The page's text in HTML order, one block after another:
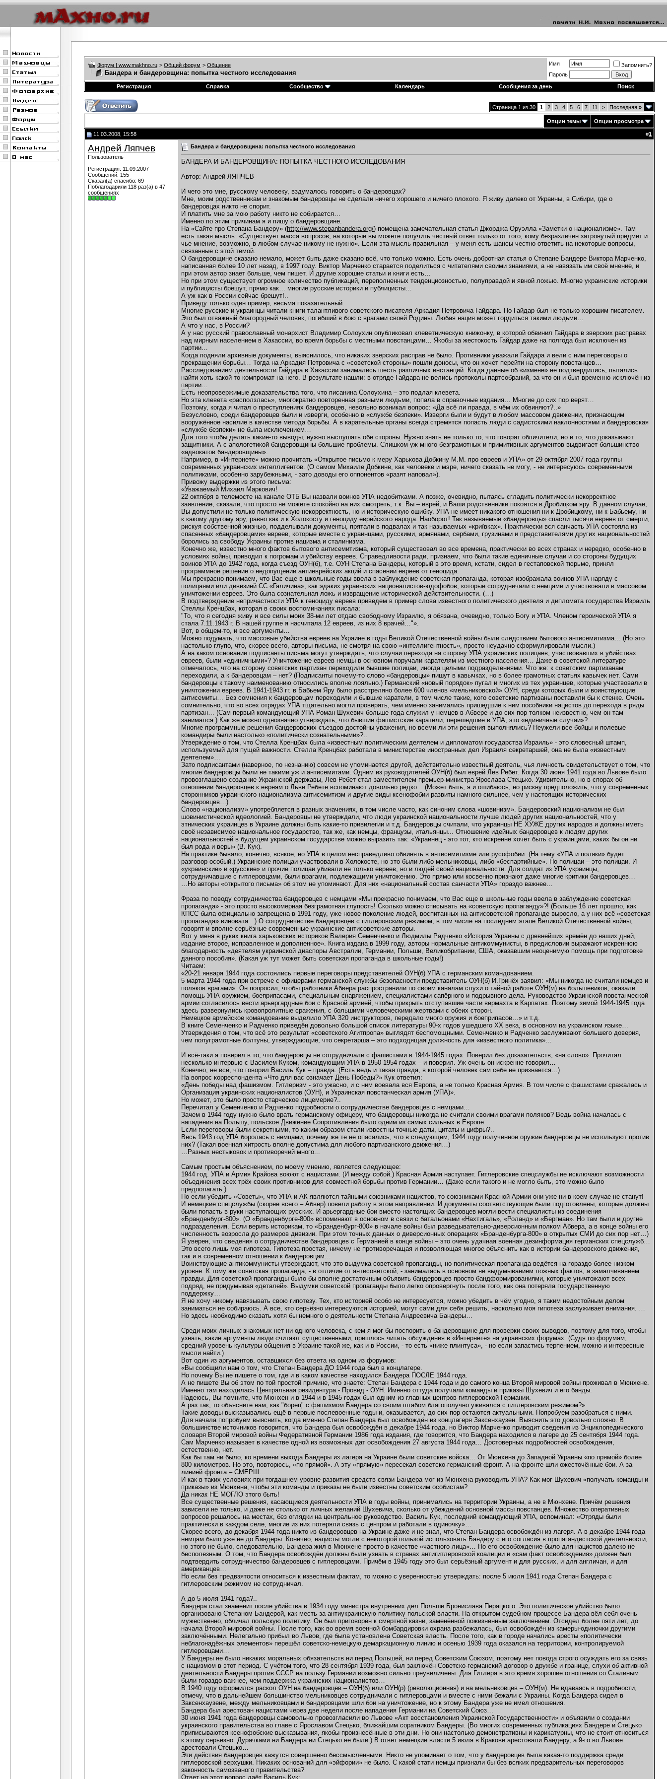
Форум | www.makhno.ru > Общий форум > Общение
Бандера и бандеровщина: попытка честного исследования
Имя
Запомнить?
Пароль
Регистрация
Справка Сообщество Календарь Сообщения за день Поиск
Страница 1 из 30 1 2 3 4 5 6 7 11 > Последняя »
Опции темы Опции просмотра
11.03.2008, 15:58 #1
Андрей Ляпчев
Пользователь
Регистрация: 11.09.2007
Сообщений: 155
Сказал(а) спасибо: 69
Поблагодарили 118 раз(а) в 47
сообщениях
Бандера и бандеровщина: попытка честного исследования
БАНДЕРА И БАНДЕРОВЩИНА: ПОПЫТКА ЧЕСТНОГО ИССЛЕДОВАНИЯ
Автор: Андрей ЛЯПЧЕВ
И чего это мне, русскому человеку, вздумалось говорить о бандеровцах?
Мне, моим родственникам и знакомым бандеровцы не сделали ничего хорошего и ничего плохого. Я живу далеко от Украины, в Сибири, где о
бандеровцах никто не спорит.
И платить мне за мою работу никто не собирается…
Именно по этим причинам я и пишу о бандеровщине.
На «Сайте про Степана Бандеру» (http://www.stepanbandera.org/) помещена замечательная статья Джорджа Оруэлла «Заметки о национализме». Там
есть такая мысль: «Существует масса вопросов, на которые вы можете получить честный ответ только от того, кому безразличен затронутый предмет и
чье мнение, возможно, в любом случае никому не нужно». Если эта мысль правильная – у меня есть шансы честно ответить на некоторые вопросы,
связанные с этой темой.
О бандеровщине сказано немало, может быть даже сказано всё, что только можно. Есть очень добротная статья о Степане Бандере Виктора Марченко,
написанная более 10 лет назад, в 1997 году. Виктор Марченко старается поделиться с читателями своими знаниями, а не навязать им своё мнение, и
при этом автор знает больше, чем пишет. И другие хорошие статьи и книги есть…
Но при этом существует огромное количество публикаций, переполненных тенденциозностью, полуправдой и явной ложью. Многие украинские историки
и публицисты брешут, прямо как… многие русские историки и публицисты…
А уж как в России сейчас брешут!..
Приведу только один пример, весьма показательный.
Многие русские и украинцы читали книги талантливого советского писателя Аркадия Петровича Гайдара. Но Гайдар был не только хорошим писателем.
Это был отважный благородный человек, погибший в бою с врагами своей Родины. Любая нация может гордиться такими людьми…
А что у нас, в России?
А у нас русский православный монархист Владимир Солоухин опубликовал клеветническую книжонку, в которой обвинил Гайдара в зверских расправах
над мирным населением в Хакассии, во время борьбы с местными повстанцами… Якобы за жестокость Гайдар даже на полгода был исключен из
партии…
Когда подняли архивные документы, выяснилось, что никаких зверских расправ не было. Противники уважали Гайдара и вели с ним переговоры о
прекращении борьбы… Тогда на Аркадия Петровича с «советской стороны» пошли доносы, что он хочет перейти на сторону повстанцев…
Расследованием деятельности Гайдара в Хакассии занимались шесть различных инстанций. Когда данные об «измене» не подтвердились, пытались
найти хоть какой-то компромат на него. В результате нашли: в отряде Гайдара не велись протоколы партсобраний, за что он и был временно исключён из
партии…
Есть неопровержимые доказательства того, что писанина Солоухина – это подлая клевета.
Но эта клевета «расползлась», многократно повторенная разными людьми, попала в справочные издания… Многие до сих пор верят…
Поэтому, когда я читал о преступлениях бандеровцев, невольно возникал вопрос: «Да всё ли правда, в чём их обвиняют?..»
Безусловно, среди бандеровцев были и изверги, особенно в «службе безпеки». Изверги были и будут в любом массовом движении, признающим
вооружённое насилие в качестве метода борьбы. А в карательные органы всегда стремятся попасть люди с садистскими наклонностями и бандеровская
«службе безпеки» не была исключением…
Для того чтобы делать какие-то выводы, нужно выслушать обе стороны. Нужно знать не только то, что говорят обличители, но и то, что доказывают
защитники. А с апологетикой бандеровщины большие проблемы. Слишком уж много безграмотных и примитивных аргументов выдвигает большинство
«адвокатов бандеровщины».
Например, в «Интернете» можно прочитать «Открытое письмо к меру Харькова Добкину М.М. про евреев и УПА» от 29 октября 2007 года группы
современных украинских интеллигентов. (О самом Михаиле Добкине, как человеке и мэре, ничего сказать не могу, - не интересуюсь современными
политиками, особенно зарубежными, - зато доводы его оппонентов «разят наповал»).
Привожу выдержки из этого письма:
«Уважаемый Михаил Маркович!
22 октября в телемосте на канале ОТБ Вы назвали воинов УПА недобитками. А позже, очевидно, пытаясь сгладить политически некорректное
заявление, сказали, что просто не можете спокойно на них смотреть, т.к. Вы – еврей, и Ваши родственники покоятся в Дробицком яру. В данном случае,
Вы допустили не только политическую некорректность, но и историческую ошибку. УПА не имеет никакого отношения ни к Дробицкому, ни к Бабьему, ни
к какому другому яру, равно как и к Холокосту и геноциду еврейского народа. Наоборот! Так называемые «бандеровцы» спасли тысячи евреев от смерти,
рискуя собственной жизнью, подделывали документы, прятали в подвалах и так называемых «криївках». Практически вся санчасть УПА состояла из
спасенных «бандеровцами» евреев, которые вместе с украинцами, русскими, армянами, сербами, грузинами и представителями других национальностей
боролись за свободу Украины против нацизма и сталинизма.
Конечно же, известно много фактов бытового антисемитизма, который существовал во все времена, практически во всех странах и нередко, особенно в
условиях войны, приводил к погромам и убийству евреев. Справедливости ради, признаем, что были такие единичные случаи и со стороны будущих
воинов УПА до 1942 года, когда съезд ОУН(б), т.е. ОУН Степана Бандеры, который в это время, кстати, сидел в гестаповской тюрьме, принял
программное решение о недопущении антиеврейских акций и спасении евреев от геноцида.
Мы прекрасно понимаем, что Вас еще в школьные годы ввела в заблуждение советская пропаганда, которая изображала воинов УПА наряду с
полицаями или дивизией СС «Галичина», как эдаких украинских националистов-юдофобов, которые сотрудничали с немцами и участвовали в массовом
уничтожении евреев. Это была сознательная ложь и извращение исторической действительности. (…)
В подтверждение непричастности УПА к геноциду евреев приведем в пример слова известного политического деятеля и дипломата государства Израиль
Стеллы Кренцбах, которая в своих воспоминаниях писала:
"То, что я сегодня живу и все силы моих 38-ми лет отдаю свободному Израилю, я обязана, очевидно, только Богу и УПА. Членом героической УПА я
стала 7.11.1943 г. В нашей группе я насчитала 12 евреев, из них 8 врачей…"».
Вот, в общем-то, и все аргументы…
Можно подумать, что массовые убийства евреев на Украине в годы Великой Отечественной войны были следствием бытового антисемитизма… (Но это
настолько глупо, что, скорее всего, авторы письма, не смотря на свою «интеллигентность», просто неудачно сформулировали мысли.)
А на каком основании подписанты письма могут утверждать, что случаи перехода на сторону УПА украинских полицаев, участвовавших в убийствах
евреев, были «единичными»? Уничтожение евреев немцы в основном поручали карателям из местного населения… Даже в советской литературе
отмечалось, что на сторону советских партизан переходили бывшие полицаи, иногда целыми подразделениями. Что же: к советским партизанам
переходили, а к бандеровцам – нет? (Подписанты почему-то слово «бандеровцы» пишут в кавычках, но в более грамотных статьях кавычек нет. Сами
бандеровцы к такому наименованию относились вполне лояльно.) Германский «новый порядок» пугал и многих из тех украинцев, которые участвовали в
уничтожении евреев. В 1941-1943 гг. в Бабьем Яру было расстреляно более 600 членов «мельниковской» ОУН, среди которых были и воинствующие
антисемиты… Без сомнения к бандеровцам переходили и бывшие каратели, в том числе такие, кого советские партизаны поставили бы к стенке. Очень
сомнительно, что во всех отрядах УПА тщательно могли проверять, чем именно занимались пришедшие к ним пособники нацистов до перехода в ряды
партизан… (Сам первый командующий УПА Роман Шухевич больше года служил у немцев в Абвере и до сих пор толком неизвестно, чем он там
занимался.) Как же можно однозначно утверждать, что бывшие фашистские каратели, перешедшие в УПА, это «единичные случаи»?..
Многие программные решения бандеровских съездов достойны уважения, но всеми ли эти решения выполнялись? Неужели все бойцы и полевые
командиры были настолько «политически сознательными»?..
Утверждение о том, что Стелла Кренцбах была «известным политическим деятелем и дипломатом государства Израиль» - это словесный штамп,
используемый для пущей важности. Стелла Кренцбах работала в министерстве иностранных дел Израиля секретаршей, она не была «известным
деятелем»…
Зато подписантами (наверное, по незнанию) совсем не упоминается другой, действительно известный деятель, чья личность свидетельствует о том, что
многие бандеровцы были не такими уж и антисемитами. Одним из руководителей ОУН(б) был еврей Лев Ребет. Когда 30 июня 1941 года во Львове было
провозглашено создание Украинской державы, Лев Ребет стал заместителем премьер-министра Ярослава Стецько. Удивительно, но в спорах об
отношении бандеровцев к евреям о Льве Ребете вспоминают довольно редко... (Может быть, я и ошибаюсь, но рискну предположить, что у современных
сторонников украинского национализма антисемитизм и другие виды ксенофобии развиты намного сильнее, чем у настоящих исторических
бандеровцев…)
Слово «национализм» употребляется в разных значениях, в том числе часто, как синоним слова «шовинизм». Бандеровский национализм не был
шовинистической идеологией. Бандеровцы не утверждали, что люди украинской национальности лучше людей других национальностей, что у
этнических украинцев в Украине должны быть какие-то привилегии и т.д. Бандеровцы считали, что украинцы НЕ ХУЖЕ других народов и должны иметь
своё независимое национальное государство, так же, как немцы, французы, итальянцы... Отношение идейных бандеровцев к людям других
национальностей в будущем украинском государстве можно выразить так: «Украинец - это тот, кто искренне хочет быть с украинцами, каких бы он ни
был рода и веры» (В. Кук).
На практике бывало, конечно, всякое, но УПА в целом несправедливо обвинять в антисемитизме или русофобии. (На тему «УПА и поляки» будет
разговор особый.) Украинские полицаи участвовали в Холокосте, но это были либо мельниковцы, либо «беспартийные». Но полицаи – это полицаи. И
«украинские» и «русские» и прочие полицаи убивали не только евреев, но и людей своей национальности. Для солдат из УПА украинцы,
сотрудничавшие с гитлеровцами, были врагами, подлежащими уничтожению. Это прямо или косвенно признают даже многие критики бандеровцев…
…Но авторы «открытого письма» об этом не упоминают. Для них «национальный состав санчасти УПА» гораздо важнее…
Фраза по поводу сотрудничества бандеровцев с немцами «Мы прекрасно понимаем, что Вас еще в школьные годы ввела в заблуждение советская
пропаганда» - это просто высокомерная безграмотная глупость! Сколько можно списывать на «советскую пропаганду»?! (Больше 16 лет прошло, как
КПСС была официально запрещена в 1991 году, уже новое поколение людей, воспитанных на антисоветской пропаганде выросло, а у них всё «советская
пропаганда» виновата…) О сотрудничестве бандеровцев с гитлеровским режимом, в том числе на последнем этапе Великой Отечественной войны,
говорят и вполне серьёзные современные украинские антисоветские авторы.
Вот у меня в руках книга харьковских историков Валерия Семенченко и Людмилы Радченко «История Украины с древнейших времён до наших дней,
издание второе, исправленное и дополненное». Книга издана в 1999 году, авторы нормальные антикоммунисты, в предисловии выражают искреннюю
благодарность «деятелям украинской диаспоры Австралии, Германии, Польши, Великобритании, США, оказавшим неоценимую помощь при подготовке
данного пособия». (Какая уж тут может быть советская пропаганда в школьные годы!)
Читаем:
«20-21 января 1944 года состоялись первые переговоры представителей ОУН(б) УПА с германским командованием.
5 марта 1944 года при встрече с офицерами германской службы безопасности представитель ОУН(б) И.Гринёх заявил: «Мы никогда не считали немцев и
поляков врагами». Он попросил, чтобы работники Абвера распространили по своим каналам слухи о тайной работе ОУН(м) на большевиков, оказали
помощь УПА оружием, боеприпасами, специальным снаряжением, специалистами сапёрного и подрывного дела. Руководство Украинской повстанческой
армии согласилось вести арьергардные бои с Красной армией, чтобы прикрыть отступавшие части вермахта в Карпатах. Поэтому зимой 1944-1945 года
здесь развернулись кровопролитные сражения, с большими человеческими жертвами с обеих сторон.
Немецкое армейское командование выделило УПА 320 инструкторов, передало много оружия и боеприпасов…» и т.д.
В книге Семенченко и Радченко приведён довольно большой список литературы 90-х годов ушедшего ХХ века, в основном на украинском языке…
Утверждения о том, что всё это результат «советского Агитпропа» выглядят беспомощными. Семенченко и Радченко заслуживают большего доверия,
чем полуграмотные болтуны, утверждающие, что секретарша – это подходящая должность для «известного политика»…
И всё-таки я поверил в то, что бандеровцы не сотрудничали с фашистами в 1944-1945 годах. Поверил без доказательств, «на слово». Прочитал
несколько интервью с Василем Куком, командующим УПА в 1950-1954 годах – и поверил. Уж очень он искренне говорил…
Конечно, не всё, что говорил Василь Кук – правда. (Есть ведь и такая правда, в которой человек сам себе не признается…)
На вопрос корреспондента «Что для вас означает День Победы?» Кук ответил:
«День победы над фашизмом. Гитлеризм - это ужасно, и с ним воевала вся Европа, а не только Красная Армия. В том числе с фашистами сражалась и
Организация украинских националистов (ОУН), и Украинская повстанческая армия (УПА)».
Но может, это было просто старческое лицемерие?..
Перечитал у Семенченко и Радченко подробности о сотрудничестве бандеровцев с немцами…
Зачем в 1944 году нужно было врать германскому офицеру, что бандеровцы никогда не считали своими врагами поляков? Ведь война началась с
нападения на Польшу, польское Движение Сопротивления было одним из самых сильных в Европе…
Если переговоры были секретными, то каким образом стали известны точные даты, цитаты и цифры?..
Весь 1943 год УПА боролась с немцами, почему же те не опасались, что в следующем, 1944 году полученное оружие бандеровцы не используют против
них? (Такая военная хитрость вполне допустима для любого партизанского движения…)
…Разных нестыковок и противоречий много...
Самым простым объяснением, по моему мнению, является следующее:
1944 год. УПА и Армия Крайова воюют с нацистами. (И между собой.) Красная Армия наступает. Гитлеровские спецслужбы не исключают возможности
объединения всех трёх своих противников для совместной борьбы против Германии… (Даже если такого и не могло быть, это можно было
предполагать.)
Но если убедить «Советы», что УПА и АК являются тайными союзниками нацистов, то союзниками Красной Армии они уже ни в коем случае не станут!
И немецкие спецслужбы (скорее всего – Абвер) повели работу в этом направлении. И документы соответствующие были подготовлены, которые должны
были попасть в руки наступающих русских. И арьергардные бои вместо настоящих бандеровцев могли вести специалисты из соединения
«Бранденбург-800». (О «Бранденбурге-800» вспоминают в основном в связи с батальонами «Нахтигаль», «Роланд» и «Бергман». Но там были и другие
подразделения. Если верить историкам, то «Бранденбург-800» в начале войны был разведывательно-диверсионным полком Абвера, а в конце войны его
численность возросла до размеров дивизии. При этом точных данных о диверсионных операциях «Бранденбурга-800» в открытых СМИ до сих пор нет…)
Я уверен, что сведения о сотрудничестве бандеровцев с Германией в конце войны – это очень удачная военная дезинформация германских спецслужб…
Это всего лишь моя гипотеза. Гипотеза простая, ничему не противоречащая и позволяющая многое объяснить как в истории бандеровского движения,
так и в современном отношении к бандеровцам…
Воинствующие антикоммунисты утверждают, что это выдумка советской пропаганды, но политическая пропаганда ведётся на гораздо более низком
уровне. К тому же советская пропаганда, - в отличие от антисоветской, - занималась в основном не выдумыванием ложных фактов, а замалчиванием
правды. Для советской пропаганды было бы вполне достаточным объявить бандеровцев просто бандформированиями, которые уничтожают всех
подряд, не придумывая «деталей». Выдумки советской пропаганды было легко опровергнуть после того, как она потеряла государственную
поддержку…
Я не хочу никому навязывать свою гипотезу. Тех, кто историей особо не интересуется, можно убедить в чём угодно, я таким недостойным делом
заниматься не собираюсь. А все, кто серьёзно интересуются историей, могут сами для себя решить, насколько моя гипотеза заслуживает внимания. …
Но здесь необходимо сказать хотя бы немного о деятельности Степана Андреевича Бандеры…
Среди моих личных знакомых нет ни одного человека, с кем я мог бы поспорить о бандеровщине для проверки своих выводов, поэтому для того, чтобы
узнать, какие аргументы люди считают существенными, пришлось читать обсуждения в «Интернете» на украинских форумах. (Судя по форумам,
средний уровень культуры общения в Украине такой же, как и в России, - то есть «ниже плинтуса», - но если запастись терпением, можно и интересные
мысли найти.)
Вот один из аргументов, оставшихся без ответа на одном из форумов:
«Вы сообщили нам о том, что Степан Бандера ДО 1944 года был в концлагере.
Но почему Вы не пишете о том, где и в каком качестве находился Бандера ПОСЛЕ 1944 года.
А не пишете Вы об этом по той простой причине, что знаете: Степан Бандера с 1944 года и до самого конца Второй мировой войны проживал в Мюнхене.
Именно там находилась Центральная резидентура - Провид - ОУН. Именно оттуда получали команды и приказы Шухевич и его банды.
Надеюсь, Вы помните, что Мюнхен и в 1944 и в 1945 годах был одним из главных центров гитлеровской Германии.
А раз так, то объясните нам, как "борец" с фашизмом Бандера со своим штабом благополучно уживался с гитлеровским режимом?»
Такие доводы высказывались ещё в первые послевоенные годы и, оказывается, до сих пор остаются актуальными. Попробуем разобраться с ними.
Для начала попробуем выяснить, когда именно Степан Бандера был освобождён из концлагеря Заксенхаузен. Выяснить это довольно сложно. В
большинстве источников говорится, что Бандера был освобождён в декабре 1944 года, но Виктор Марченко приводит сведения из Энциклопедического
словаря Второй мировой войны Федеративной Германии 1986 года издания, где говорится, что Бандера находился в лагере до 25 сентября 1944 года.
Сам Марченко называет в качестве одной из возможных дат освобождения 27 августа 1944 года… Достоверных подробностей освобождения,
естественно, нет.
Как бы там ни было, ко времени выхода Бандеры из лагеря на Украине были советские войска… От Мюнхена до Западной Украины «по прямой» более
800 километров. Но это, повторюсь, «по прямой». А эту «прямую» пересекал советско-германский фронт. А на фронте шли ожесточённые бои. А за
линией фронта – СМЕРШ…
И как в таких условиях при тогдашнем уровне развития средств связи Бандера мог из Мюнхена руководить УПА? Как мог Шухевич «получать команды и
приказы» из Мюнхена, чтобы эти команды и приказы не были известны советским особистам?
Да никак НЕ МОГЛО этого быть!
Все существенные решения, касающиеся деятельности УПА в годы войны, принимались на территории Украины, а не в Мюнхене. Причём решения
зависели не только, и даже не столько от личных желаний Шухевича, сколько от убеждений основной массы повстанцев. Множество оперативных
вопросов решалось на местах, без оглядки на центральное руководство. Василь Кук, последний командующий УПА, вспоминал: «Отряды были
практически в каждом селе, многие из них потеряли связь с центром и работали в одиночку»…
Скорее всего, до декабря 1944 года никто из бандеровцев на Украине даже и не знал, что Степан Бандера освобождён из лагеря. А в декабре 1944 года
немцам было уже не до Бандеры. Конечно, нацисты могли с некоторой пользой использовать Бандеру с его согласия в пропагандистской деятельности,
но этого не было, следовательно, Бандера жил в Мюнхене просто в качестве «частного лица»… Но его освобождение было для нацистов далеко не
бесполезным. О том, что Бандера освобождён должны были узнать в странах антигитлеровской коалиции и «сам факт освобождения» должен был
подтвердить сотрудничество бандеровцев с гитлеровцами. Причём в 1945 году это был серьёзный аргумент и для русских, и для англичан, и для
американцев…
Но если без предвзятости относиться к известным фактам, то можно с уверенностью утверждать: после 5 июля 1941 года Степан Бандера с
гитлеровским режимом не сотрудничал.
А до 5 июля 1941 года?..
Бандера стал знаменит после убийства в 1934 году министра внутренних дел Польши Бронислава Перацкого. Это политическое убийство было
организовано Степаном Бандерой, как месть за антиукраинскую политику польской власти. На открытом судебном процессе Бандера вёл себя очень
мужественно, обличал польскую политику. Он был приговорён к смертной казни, заменённой пожизненным заключением. Отсидел более пяти лет, до
начала Второй мировой войны. После того, как во время военной бомбардировки охрана разбежалась, был освобождён из камеры-одиночки другими
заключёнными. Нелегально прибыл во Львов, где была установлена Советская власть. После того, как в городе начались аресты «политически
неблагонадёжных элементов» перешёл советско-немецкую демаркационную линию и осенью 1939 года оказался на территории, контролируемой
гитлеровцами…
У Бандеры не было никаких моральных обязательств ни перед Польшей, ни перед Советским Союзом, поэтому нет повода строго осуждать его за связь
с нацизмом в этот период. С учётом того, что 28 сентября 1939 года, был заключён Советско-германский договор о дружбе и границе, слухи об активной
деятельности Бандеры против СССР на пользу Германии возможно сильно преувеличены. Для Гитлера в это время хорошие отношения со Сталиным
были гораздо важнее, чем поддержка украинских националистов…
В 1940 году оформился раскол ОУН на бандеровцев – ОУН(б) или ОУН(р) (революционная) и на мельниковцев – ОУН(м). Не вдаваясь в подробности,
отмечу, что в дальнейшем большинство мельниковцев сотрудничали с гитлеровцами и вместе с ними бежали с Украины. Когда Бандера сидел в
Заксенхаузене, между мельниковцами и бандеровцами шли бои на уничтожение, но к этому Бандера уже не имел отношения.
Бандера был арестован нацистами через две недели после нападения Германии на Советский Союз…
30 июня 1941 года бандеровцы самовольно провозгласили во Львове «Акт восстановления Украинской Государственности» и объявили о создании
украинского правительства во главе с Ярославом Стецько, ближайшим соратником Бандеры. (Во многих современных публикациях Бандере и Стецько
приписываются ксенофобские высказывания, якобы произнесённые в эти дни. Но они настолько демонстративны и карикатурны, что не стоит относиться
к этому серьёзно. Дурачками ни Бандера ни Стецько не были.) В ответ немецкие власти 5 июля в Кракове арестовали Бандеру, а 9-го во Львове
арестовали Стецько…
Эти действия бандеровцев кажутся совершенно бессмысленными. Никто не упоминает о том, что у бандеровцев была какая-то поддержка среди
гитлеровской верхушки. Никаких оснований для «эйфории» не было. С какой стати немцы признали бы без всяких предварительных переговоров
законность самозваного правительства?
Ответ на этот вопрос даёт Василь Кук: